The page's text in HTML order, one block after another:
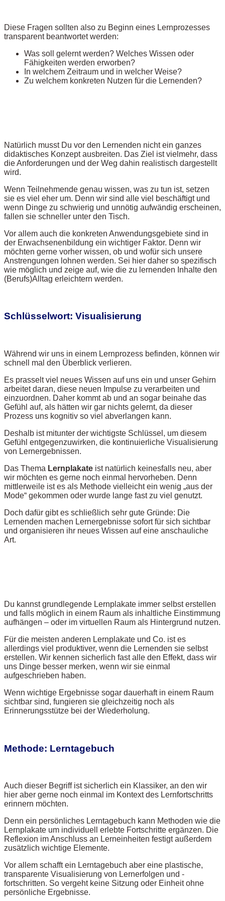
Diese Fragen sollten also zu Beginn eines Lernprozesses
transparent beantwortet werden:
Was soll gelernt werden? Welches Wissen oder
Fähigkeiten werden erworben?
In welchem Zeitraum und in welcher Weise?
Zu welchem konkreten Nutzen für die Lernenden?
Natürlich musst Du vor den Lernenden nicht ein ganzes
didaktisches Konzept ausbreiten. Das Ziel ist vielmehr, dass
die Anforderungen und der Weg dahin realistisch dargestellt
wird.
Wenn Teilnehmende genau wissen, was zu tun ist, setzen
sie es viel eher um. Denn wir sind alle viel beschäftigt und
wenn Dinge zu schwierig und unnötig aufwändig erscheinen,
fallen sie schneller unter den Tisch.
Vor allem auch die konkreten Anwendungsgebiete sind in
der Erwachsenenbildung ein wichtiger Faktor. Denn wir
möchten gerne vorher wissen, ob und wofür sich unsere
Anstrengungen lohnen werden. Sei hier daher so spezifisch
wie möglich und zeige auf, wie die zu lernenden Inhalte den
(Berufs)Alltag erleichtern werden.
Schlüsselwort: Visualisierung
Während wir uns in einem Lernprozess befinden, können wir
schnell mal den Überblick verlieren.
Es prasselt viel neues Wissen auf uns ein und unser Gehirn
arbeitet daran, diese neuen Impulse zu verarbeiten und
einzuordnen. Daher kommt ab und an sogar beinahe das
Gefühl auf, als hätten wir gar nichts gelernt, da dieser
Prozess uns kognitiv so viel abverlangen kann.
Deshalb ist mitunter der wichtigste Schlüssel, um diesem
Gefühl entgegenzuwirken, die kontinuierliche Visualisierung
von Lernergebnissen.
Das Thema Lernplakate ist natürlich keinesfalls neu, aber
wir möchten es gerne noch einmal hervorheben. Denn
mittlerweile ist es als Methode vielleicht ein wenig „aus der
Mode“ gekommen oder wurde lange fast zu viel genutzt.
Doch dafür gibt es schließlich sehr gute Gründe: Die
Lernenden machen Lernergebnisse sofort für sich sichtbar
und organisieren ihr neues Wissen auf eine anschauliche
Art.
Du kannst grundlegende Lernplakate immer selbst erstellen
und falls möglich in einem Raum als inhaltliche Einstimmung
aufhängen – oder im virtuellen Raum als Hintergrund nutzen.
Für die meisten anderen Lernplakate und Co. ist es
allerdings viel produktiver, wenn die Lernenden sie selbst
erstellen. Wir kennen sicherlich fast alle den Effekt, dass wir
uns Dinge besser merken, wenn wir sie einmal
aufgeschrieben haben.
Wenn wichtige Ergebnisse sogar dauerhaft in einem Raum
sichtbar sind, fungieren sie gleichzeitig noch als
Erinnerungsstütze bei der Wiederholung.
Methode: Lerntagebuch
Auch dieser Begriff ist sicherlich ein Klassiker, an den wir
hier aber gerne noch einmal im Kontext des Lernfortschritts
erinnern möchten.
Denn ein persönliches Lerntagebuch kann Methoden wie die
Lernplakate um individuell erlebte Fortschritte ergänzen. Die
Reflexion im Anschluss an Lerneinheiten festigt außerdem
zusätzlich wichtige Elemente.
Vor allem schafft ein Lerntagebuch aber eine plastische,
transparente Visualisierung von Lernerfolgen und -
fortschritten. So vergeht keine Sitzung oder Einheit ohne
persönliche Ergebnisse.